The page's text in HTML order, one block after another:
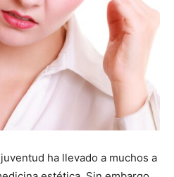
ha llevado a muchos a